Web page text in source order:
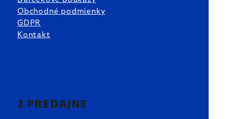
Obchodné podmienky
GDPR
Kontakt
2 PREDAJNE